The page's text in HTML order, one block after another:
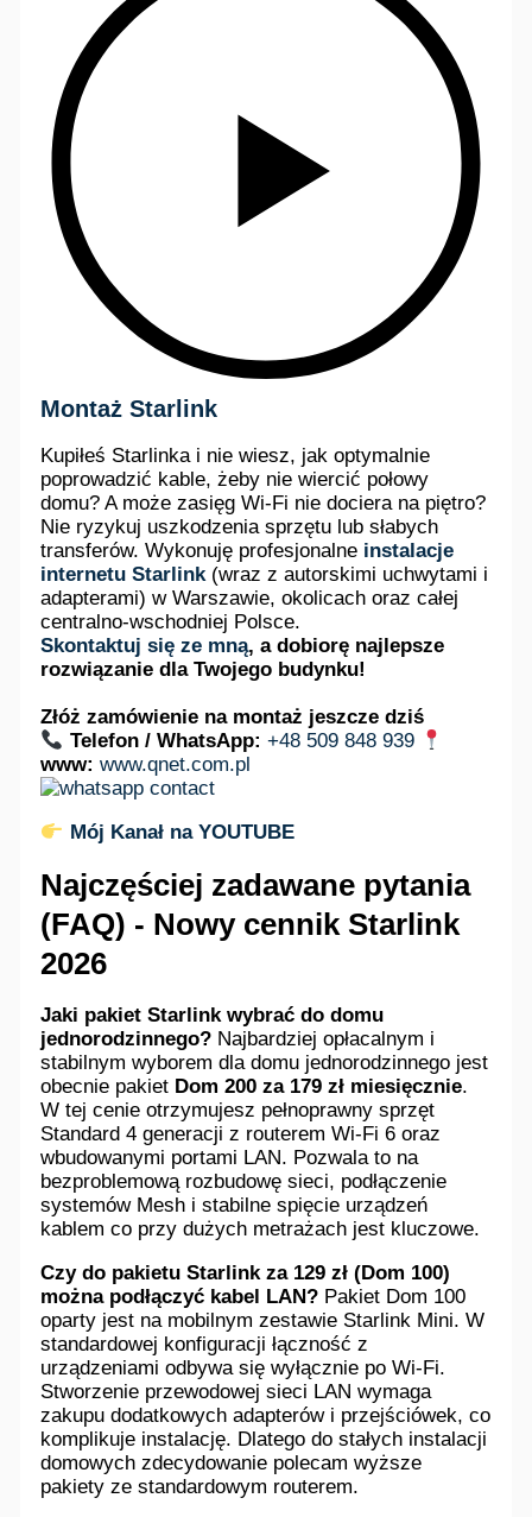
Montaż Starlink
Kupiłeś Starlinka i nie wiesz, jak optymalnie
poprowadzić kable, żeby nie wiercić połowy
domu? A może zasięg Wi-Fi nie dociera na piętro?
Nie ryzykuj uszkodzenia sprzętu lub słabych
transferów. Wykonuję profesjonalne instalacje
internetu Starlink(wraz z autorskimi uchwytami i
adapterami) w Warszawie, okolicach oraz całej
centralno-wschodniej Polsce.
Skontaktuj się ze mną, a dobiorę najlepsze
rozwiązanie dla Twojego budynku!
Złóż zamówienie na montaż jeszcze dziś
Telefon / WhatsApp: +48 509 848 939
www: www.qnet.com.pl
Mój Kanał na YOUTUBE
Najczęściej zadawane pytania
(FAQ) - Nowy cennik Starlink
2026
Jaki pakiet Starlink wybrać do domu
jednorodzinnego? Najbardziej opłacalnym i
stabilnym wyborem dla domu jednorodzinnego jest
obecnie pakiet Dom 200 za 179 zł miesięcznie.
W tej cenie otrzymujesz pełnoprawny sprzęt
Standard 4 generacji z routerem Wi-Fi 6 oraz
wbudowanymi portami LAN. Pozwala to na
bezproblemową rozbudowę sieci, podłączenie
systemów Mesh i stabilne spięcie urządzeń
kablem co przy dużych metrażach jest kluczowe.
Czy do pakietu Starlink za 129 zł (Dom 100)
można podłączyć kabel LAN? Pakiet Dom 100
oparty jest na mobilnym zestawie Starlink Mini. W
standardowej konfiguracji łączność z
urządzeniami odbywa się wyłącznie po Wi-Fi.
Stworzenie przewodowej sieci LAN wymaga
zakupu dodatkowych adapterów i przejściówek, co
komplikuje instalację. Dlatego do stałych instalacji
domowych zdecydowanie polecam wyższe
pakiety ze standardowym routerem.